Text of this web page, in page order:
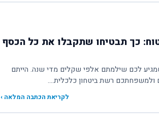
כך תבטיחו שתקבלו את כל הכסף
לכם שילמתם אלפי שקלים מדי שנה. הייתם
ולמשפחתכם רשת ביטחון כלכלית....
לקריאת הכתבה המלאה ›